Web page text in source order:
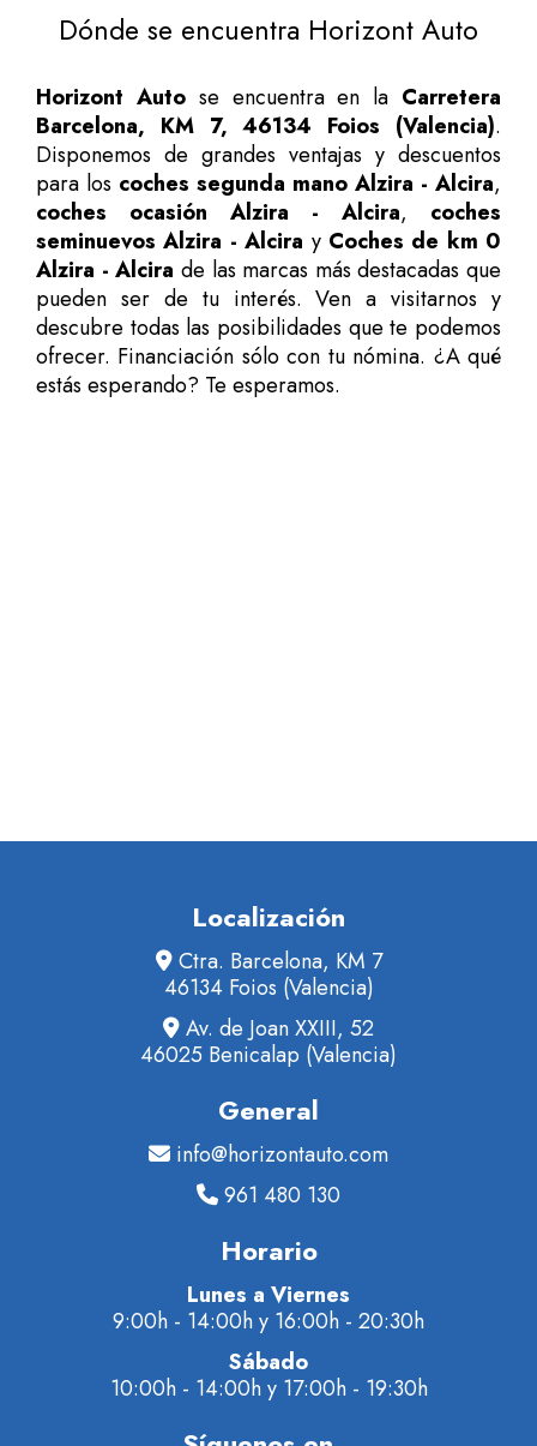
Dónde se encuentra Horizont Auto
Horizont Autose encuentra en la Carretera
Barcelona, KM 7, 46134 Foios (Valencia).
Disponemos de grandes ventajas y descuentos
para los coches segunda mano Alzira - Alcira,
coches ocasión Alzira - Alcira, coches
seminuevos Alzira - Alcira y Coches de km 0
Alzira - Alcira de las marcas más destacadas que
pueden ser de tu interés. Ven a visitarnos y
descubre todas las posibilidades que te podemos
ofrecer. Financiación sólo con tu nómina. ¿A qué
estás esperando? Te esperamos.
Localización
Ctra. Barcelona, KM 7
46134 Foios (Valencia)
Av. de Joan XXIII, 52
46025 Benicalap (Valencia)
General
info@horizontauto.com
961 480 130
Horario
Lunes a Viernes
9:00h - 14:00h y 16:00h - 20:30h
Sábado
10:00h - 14:00h y 17:00h - 19:30h